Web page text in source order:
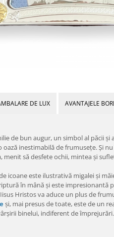
DE LUX AVANTAJELE
de bun augur, un simbol al păcii
oază inestimabilă de frumuseţe. Şi
menit să desfete ochii, mintea şi
icoane este ilustrativă migalei şi
în mână şi este
Hristos va aduce un plus de
şi, mai presus de toate, este de un
binelui, indiferent de împrejurări.